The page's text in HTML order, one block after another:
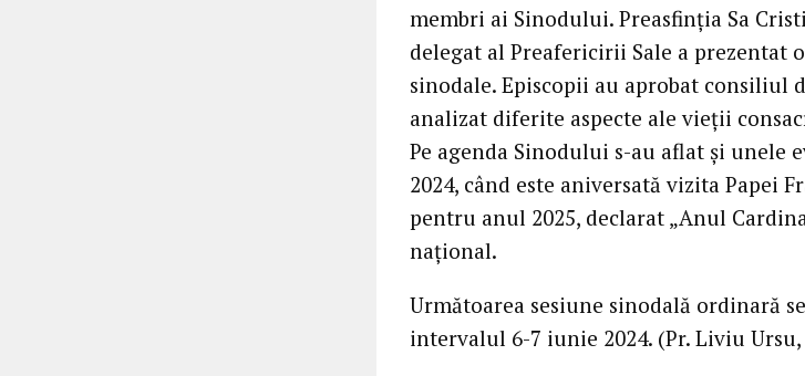
membri ai Sinodului. Preasfinția Sa
delegat al Preafericirii Sale a prezentat
sinodale. Episcopii au aprobat consiliul
analizat diferite aspecte ale vieții
Pe agenda Sinodului s-au aflat și unele
2024, când este aniversată vizita Papei
pentru anul 2025, declarat „Anul
național.
Următoarea sesiune sinodală ordinară
intervalul 6-7 iunie 2024. (Pr. Liviu